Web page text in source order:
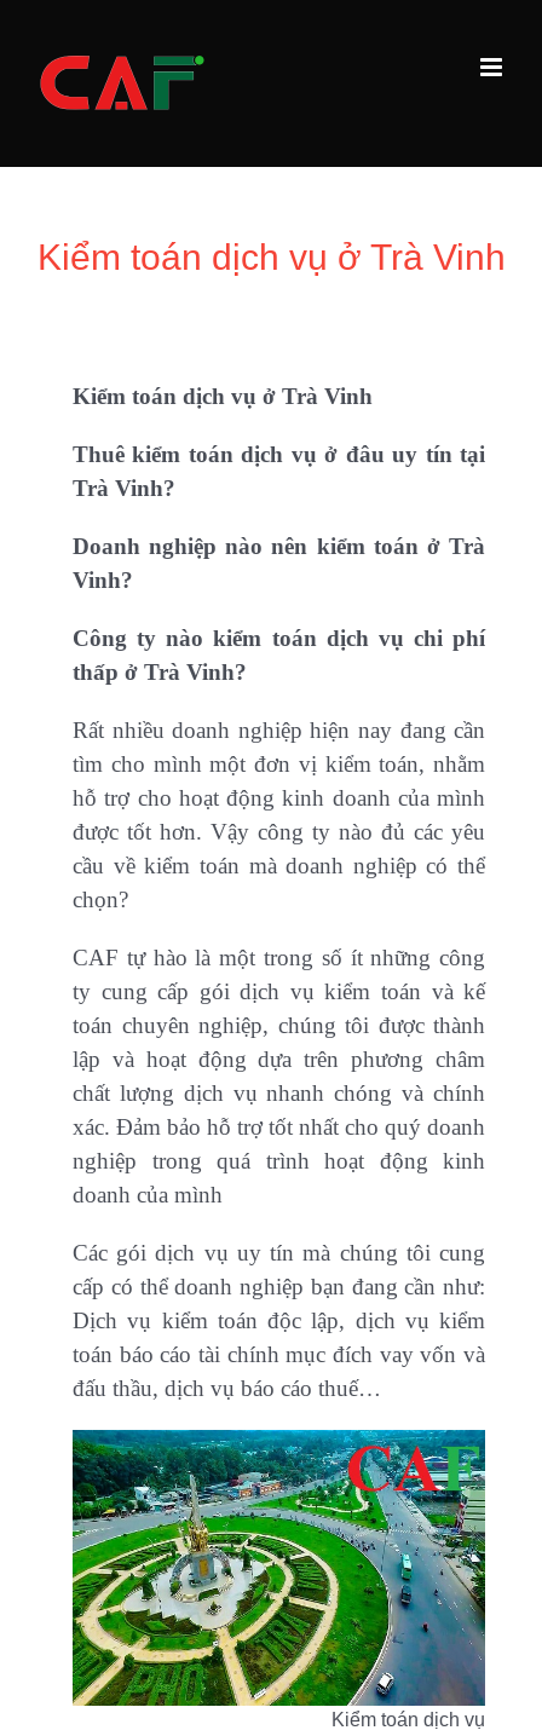
content
Kiểm toán dịch vụ ở Trà Vinh
Kiểm toán dịch vụ ở Trà Vinh
Thuê kiểm toán dịch vụ ở đâu uy tín tại
Trà Vinh?
Doanh nghiệp nào nên kiểm toán ở Trà
Vinh?
Công ty nào kiểm toán dịch vụ chi phí
thấp ở Trà Vinh?
Rất nhiều doanh nghiệp hiện nay đang cần
tìm cho mình một đơn vị kiểm toán, nhằm
hỗ trợ cho hoạt động kinh doanh của mình
được tốt hơn. Vậy công ty nào đủ các yêu
cầu về kiểm toán mà doanh nghiệp có thể
chọn?
CAF tự hào là một trong số ít những công
ty cung cấp gói dịch vụ kiểm toán và kế
toán chuyên nghiệp, chúng tôi được thành
lập và hoạt động dựa trên phương châm
chất lượng dịch vụ nhanh chóng và chính
xác. Đảm bảo hỗ trợ tốt nhất cho quý doanh
nghiệp trong quá trình hoạt động kinh
doanh của mình
Các gói dịch vụ uy tín mà chúng tôi cung
cấp có thể doanh nghiệp bạn đang cần như:
Dịch vụ kiểm toán độc lập, dịch vụ kiểm
toán báo cáo tài chính mục đích vay vốn và
đấu thầu, dịch vụ báo cáo thuế…
Kiểm toán dịch vụ